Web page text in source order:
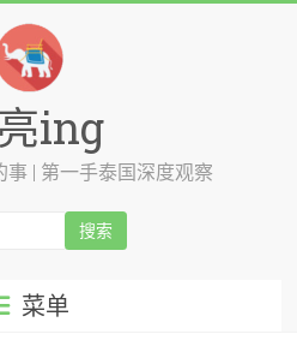
ing
| 第一手泰国深度观察
菜单